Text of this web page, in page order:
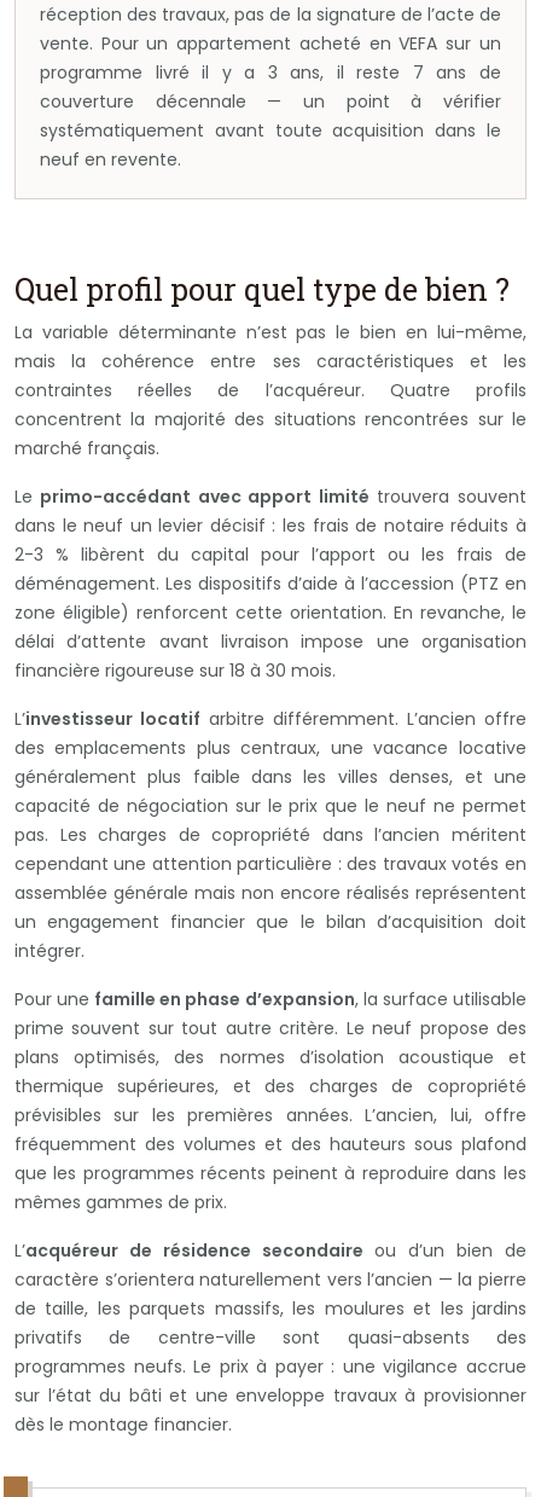
réception des travaux, pas de la signature de l’acte de
vente. Pour un appartement acheté en VEFA sur un
programme livré il y a 3 ans, il reste 7 ans de
couverture décennale — un point à vérifier
systématiquement avant toute acquisition dans le
neuf en revente.
Quel profil pour quel type de bien ?
La variable déterminante n’est pas le bien en lui-même,
mais la cohérence entre ses caractéristiques et les
contraintes réelles de l’acquéreur. Quatre profils
concentrent la majorité des situations rencontrées sur le
marché français.
Le primo-accédant avec apport limité trouvera souvent
dans le neuf un levier décisif : les frais de notaire réduits à
2-3 % libèrent du capital pour l’apport ou les frais de
déménagement. Les dispositifs d’aide à l’accession (PTZ en
zone éligible) renforcent cette orientation. En revanche, le
délai d’attente avant livraison impose une organisation
financière rigoureuse sur 18 à 30 mois.
L’investisseur locatif arbitre différemment. L’ancien offre
des emplacements plus centraux, une vacance locative
généralement plus faible dans les villes denses, et une
capacité de négociation sur le prix que le neuf ne permet
pas. Les charges de copropriété dans l’ancien méritent
cependant une attention particulière : des travaux votés en
assemblée générale mais non encore réalisés représentent
un engagement financier que le bilan d’acquisition doit
intégrer.
Pour une famille en phase d’expansion, la surface utilisable
prime souvent sur tout autre critère. Le neuf propose des
plans optimisés, des normes d’isolation acoustique et
thermique supérieures, et des charges de copropriété
prévisibles sur les premières années. L’ancien, lui, offre
fréquemment des volumes et des hauteurs sous plafond
que les programmes récents peinent à reproduire dans les
mêmes gammes de prix.
L’acquéreur de résidence secondaire ou d’un bien de
caractère s’orientera naturellement vers l’ancien — la pierre
de taille, les parquets massifs, les moulures et les jardins
privatifs de centre-ville sont quasi-absents des
programmes neufs. Le prix à payer : une vigilance accrue
sur l’état du bâti et une enveloppe travaux à provisionner
dès le montage financier.